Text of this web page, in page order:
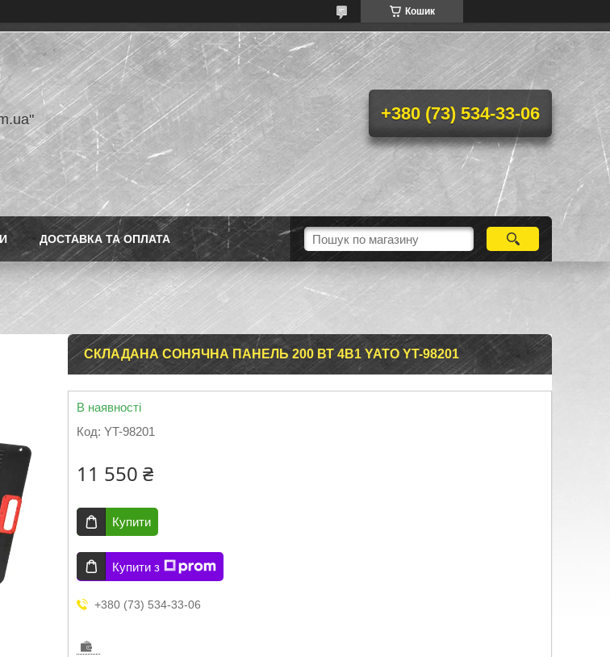
Кошик
+380 (73) 534-33-06
ДОСТАВКА ТА ОПЛАТА
СКЛАДАНА СОНЯЧНА ПАНЕЛЬ 200 ВТ 4В1 YATO YT-98201
В наявності
Код: YT-98201
11 550 ₴
Купити
Купити з
+380 (73) 534-33-06